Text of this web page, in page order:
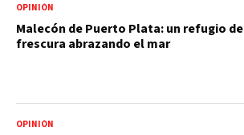
OPINIÓN
Malecón de Puerto Plata: un refugio de
frescura abrazando el mar
OPINIÓN